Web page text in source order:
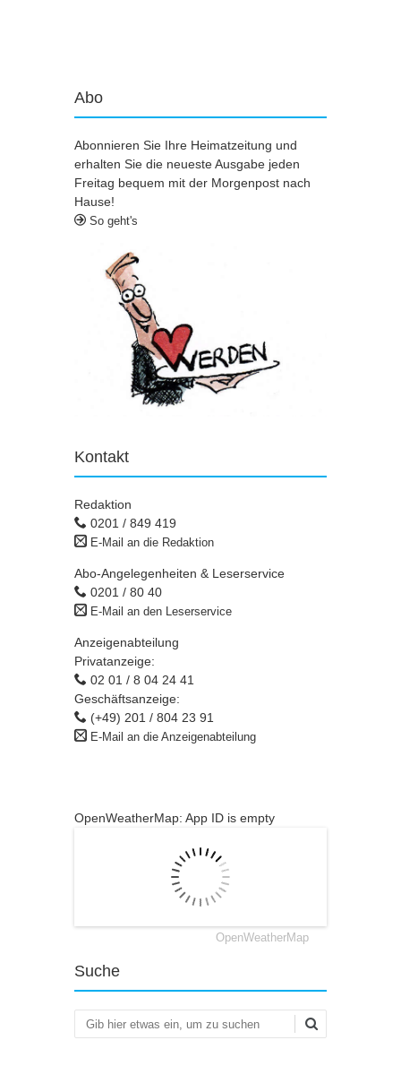
Abo
Abonnieren Sie Ihre Heimatzeitung und
erhalten Sie die neueste Ausgabe jeden
Freitag bequem mit der Morgenpost nach
Hause!
So geht's
Kontakt
Redaktion
0201 / 849 419
E-Mail an die Redaktion
Abo-Angelegenheiten & Leserservice
0201 / 80 40
E-Mail an den Leserservice
Anzeigenabteilung
Privatanzeige:
02 01 / 8 04 24 41
Geschäftsanzeige:
(+49) 201 / 804 23 91
E-Mail an die Anzeigenabteilung
OpenWeatherMap: App ID is empty
OpenWeatherMap
Suche
Suchen